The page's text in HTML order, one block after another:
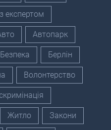
експертом
Автопарк
Безпека Берлін
Волонтерство
Житло Закони